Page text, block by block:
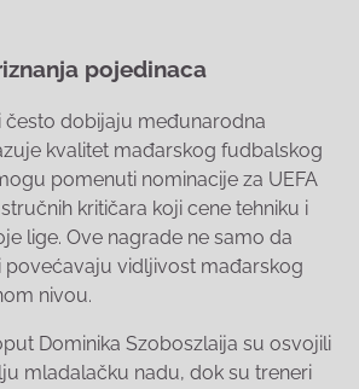
pojedinaca
često dobijaju međunarodna
kvalitet mađarskog fudbalskog
pomenuti nominacije za UEFA
kritičara koji cene tehniku i
lige. Ove nagrade ne samo da
povećavaju vidljivost mađarskog
nivou.
Dominika Szoboszlaija su osvojili
mladalačku nadu, dok su treneri